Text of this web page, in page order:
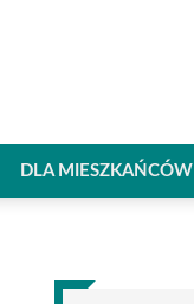
DLA MIESZKAŃCÓW